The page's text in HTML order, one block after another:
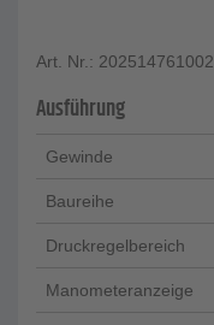
Art. Nr.: 202514761002
Ausführung
Gewinde
Baureihe
Druckregelbereich
Manometeranzeige